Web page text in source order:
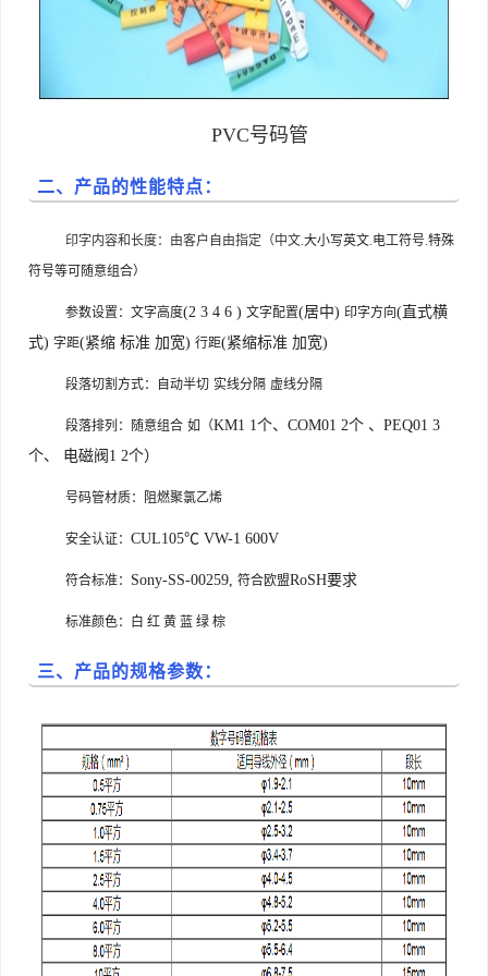
PVC号码管
二、产品的性能特点：
印字内容和长度：由客户自由指定（中文.大小写英文.电工符号.特殊
符号等可随意组合）
参数设置：文字高度(2 3 4 6 ) 文字配置(居中) 印字方向(直式横
式) 字距(紧缩 标准 加宽) 行距(紧缩标准 加宽)
段落切割方式：自动半切 实线分隔 虚线分隔
段落排列：随意组合 如（KM1 1个、COM01 2个 、PEQ01 3
个、 电磁阀1 2个）
号码管材质：阻燃聚氯乙烯
安全认证： CUL105℃ VW-1 600V
符合标准： Sony-SS-00259, 符合欧盟RoSH要求
标准颜色：白 红 黄 蓝 绿 棕
三、产品的规格参数：